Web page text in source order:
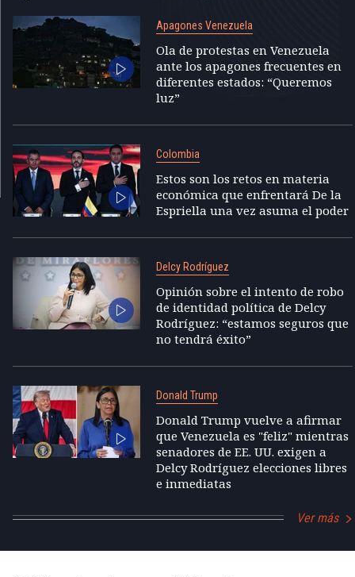
Apagones Venezuela
Ola de protestas en Venezuela
ante los apagones frecuentes en
diferentes estados: “Queremos
luz”
Colombia
Estos son los retos en materia
económica que enfrentará De la
Espriella una vez asuma el poder
Delcy Rodríguez
Opinión sobre el intento de robo
de identidad política de Delcy
Rodríguez: “estamos seguros que
no tendrá éxito”
Donald Trump
Donald Trump vuelve a afirmar
que Venezuela es "feliz" mientras
senadores de EE. UU. exigen a
Delcy Rodríguez elecciones libres
e inmediatas
Ver más